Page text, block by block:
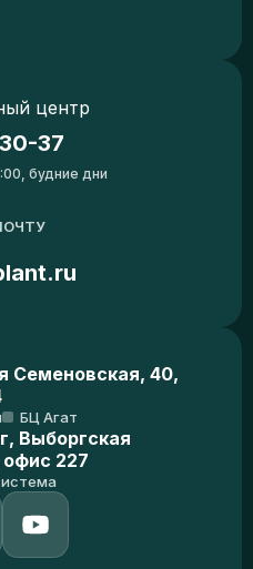
центр
37
будние дни
Семеновская, 40,
БЦ Агат
Выборгская
227